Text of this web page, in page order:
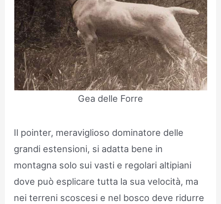
Gea delle Forre
Il pointer, meraviglioso dominatore delle
grandi estensioni, si adatta bene in
montagna solo sui vasti e regolari altipiani
dove può esplicare tutta la sua velocità, ma
nei terreni scoscesi e nel bosco deve ridurre